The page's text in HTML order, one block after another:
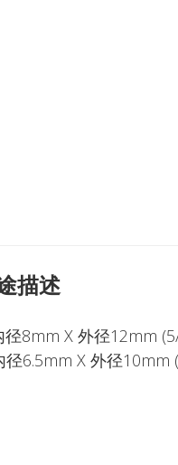
描述
径8mm X 外径12mm
径6.5mm X 外径